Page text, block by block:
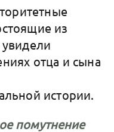
из
отца и сына
истории.
помутнение